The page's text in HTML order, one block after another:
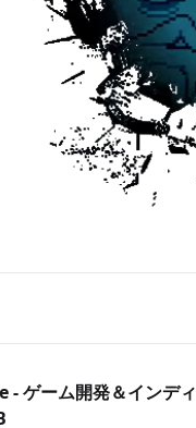
ゲーム開発＆インディ